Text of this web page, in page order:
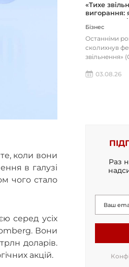
коли вони
в галузі
чого стало
серед усіх
Вони
доларів.
акцій.
«Тихе
вигорання:
через сенс
Бізнес
Останніми
сколихнув
звільнення»
03.08.26
Раз